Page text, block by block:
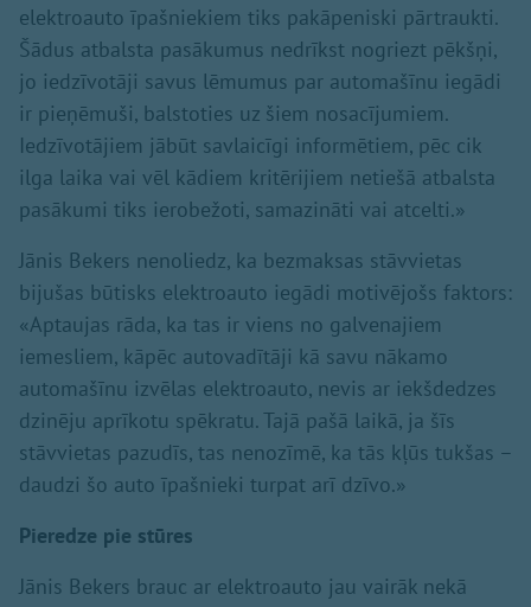
elektroauto īpašniekiem tiks pakāpeniski pārtraukti.
Šādus atbalsta pasākumus nedrīkst nogriezt pēkšņi,
jo iedzīvotāji savus lēmumus par automašīnu iegādi
ir pieņēmuši, balstoties uz šiem nosacījumiem.
Iedzīvotājiem jābūt savlaicīgi informētiem, pēc cik
ilga laika vai vēl kādiem kritērijiem netiešā atbalsta
pasākumi tiks ierobežoti, samazināti vai atcelti.»
Jānis Bekers nenoliedz, ka bezmaksas stāvvietas
bijušas būtisks elektroauto iegādi motivējošs faktors:
«Aptaujas rāda, ka tas ir viens no galvenajiem
iemesliem, kāpēc autovadītāji kā savu nākamo
automašīnu izvēlas elektroauto, nevis ar iekšdedzes
dzinēju aprīkotu spēkratu. Tajā pašā laikā, ja šīs
stāvvietas pazudīs, tas nenozīmē, ka tās kļūs tukšas –
daudzi šo auto īpašnieki turpat arī dzīvo.»
Pieredze pie stūres
Jānis Bekers brauc ar elektroauto jau vairāk nekā